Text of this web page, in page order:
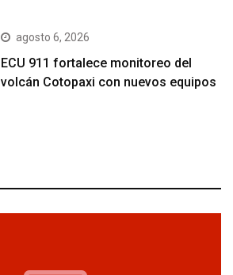
agosto 6, 2026
ECU 911 fortalece monitoreo del
volcán Cotopaxi con nuevos equipos